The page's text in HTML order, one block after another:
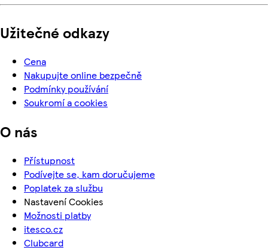
Užitečné odkazy
Cena
Nakupujte online bezpečně
Podmínky používání
Soukromí a cookies
O nás
Přístupnost
Podívejte se, kam doručujeme
Poplatek za službu
Nastavení Cookies
Možnosti platby
itesco.cz
Clubcard